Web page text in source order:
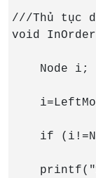
///Thủ tục
void
    Node i;
if